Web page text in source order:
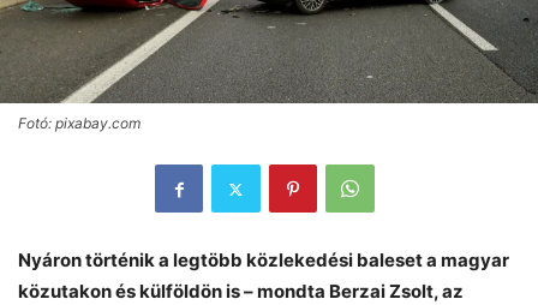
Fotó: pixabay.com
Nyáron történik a legtöbb közlekedési baleset a magyar
közutakon és külföldön is – mondta Berzai Zsolt, az